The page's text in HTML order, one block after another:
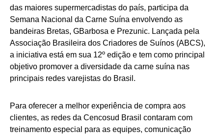
das maiores supermercadistas do país, participa da
Semana Nacional da Carne Suína envolvendo as
bandeiras Bretas, GBarbosa e Prezunic. Lançada pela
Associação Brasileira dos Criadores de Suínos (ABCS),
a iniciativa está em sua 12º edição e tem como principal
objetivo promover a diversidade da carne suína nas
principais redes varejistas do Brasil.
Para oferecer a melhor experiência de compra aos
clientes, as redes da Cencosud Brasil contaram com
treinamento especial para as equipes, comunicação